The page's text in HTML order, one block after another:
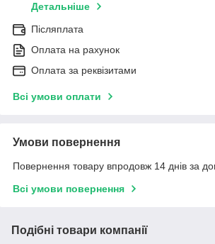
Детальніше
Післяплата
Оплата на рахунок
Оплата за реквізитами
Всі умови оплати
Умови повернення
Повернення товару впродовж 14 днів за
Всі умови повернення
Подібні товари компанії